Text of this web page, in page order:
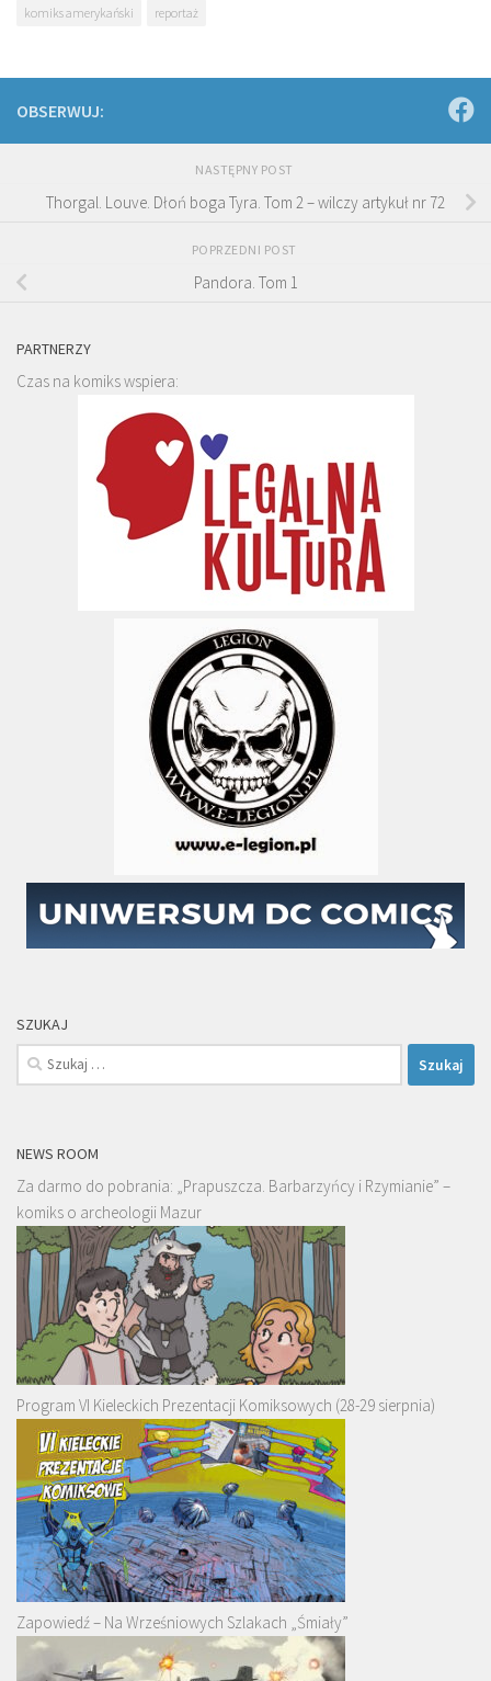
komiks amerykański
reportaż
OBSERWUJ:
NASTĘPNY POST
Thorgal. Louve. Dłoń boga Tyra. Tom 2 – wilczy artykuł nr 72
POPRZEDNI POST
Pandora. Tom 1
PARTNERZY
Czas na komiks wspiera:
SZUKAJ
Szukaj:
NEWS ROOM
Za darmo do pobrania: „Prapuszcza. Barbarzyńcy i Rzymianie” –
komiks o archeologii Mazur
Program VI Kieleckich Prezentacji Komiksowych (28-29 sierpnia)
Zapowiedź – Na Wrześniowych Szlakach „Śmiały”